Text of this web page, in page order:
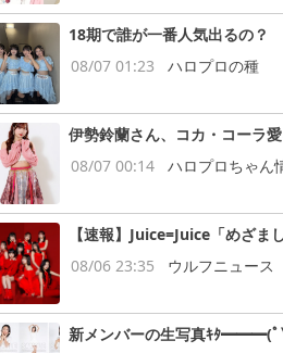
18期で誰が一番人気出るの？
08/07 01:23
ハロプロの種
伊勢鈴蘭さん、コカ・コーラ
08/07 00:14
ハロプロちゃん
【速報】Juice=Juice「めざま
08/06 23:35
ウルフニュース
新メンバーの生写真ｷﾀ